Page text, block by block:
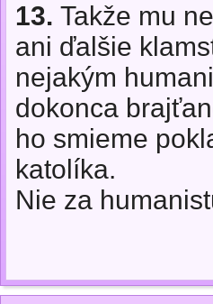
13. Takže mu
ani ďalšie
nejakým
dokonca
ho smieme
katolíka.
Nie za